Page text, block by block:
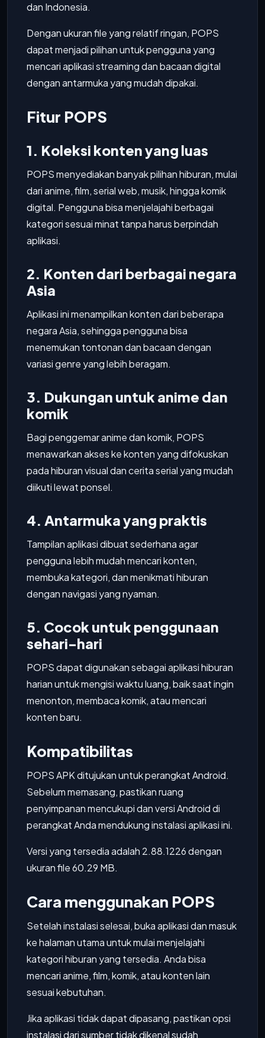
dan Indonesia.
Dengan ukuran file yang relatif ringan, POPS
dapat menjadi pilihan untuk pengguna yang
mencari aplikasi streaming dan bacaan digital
dengan antarmuka yang mudah dipakai.
Fitur POPS
1. Koleksi konten yang luas
POPS menyediakan banyak pilihan hiburan, mulai
dari anime, film, serial web, musik, hingga komik
digital. Pengguna bisa menjelajahi berbagai
kategori sesuai minat tanpa harus berpindah
aplikasi.
2. Konten dari berbagai negara
Asia
Aplikasi ini menampilkan konten dari beberapa
negara Asia, sehingga pengguna bisa
menemukan tontonan dan bacaan dengan
variasi genre yang lebih beragam.
3. Dukungan untuk anime dan
komik
Bagi penggemar anime dan komik, POPS
menawarkan akses ke konten yang difokuskan
pada hiburan visual dan cerita serial yang mudah
diikuti lewat ponsel.
4. Antarmuka yang praktis
Tampilan aplikasi dibuat sederhana agar
pengguna lebih mudah mencari konten,
membuka kategori, dan menikmati hiburan
dengan navigasi yang nyaman.
5. Cocok untuk penggunaan
sehari-hari
POPS dapat digunakan sebagai aplikasi hiburan
harian untuk mengisi waktu luang, baik saat ingin
menonton, membaca komik, atau mencari
konten baru.
Kompatibilitas
POPS APK ditujukan untuk perangkat Android.
Sebelum memasang, pastikan ruang
penyimpanan mencukupi dan versi Android di
perangkat Anda mendukung instalasi aplikasi ini.
Versi yang tersedia adalah 2.88.1226 dengan
ukuran file 60.29 MB.
Cara menggunakan POPS
Setelah instalasi selesai, buka aplikasi dan masuk
ke halaman utama untuk mulai menjelajahi
kategori hiburan yang tersedia. Anda bisa
mencari anime, film, komik, atau konten lain
sesuai kebutuhan.
Jika aplikasi tidak dapat dipasang, pastikan opsi
instalasi dari sumber tidak dikenal sudah